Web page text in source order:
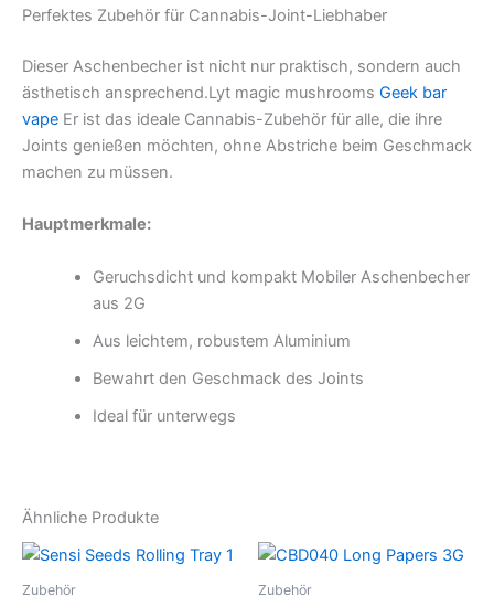
Perfektes Zubehör für Cannabis-Joint-Liebhaber
Dieser Aschenbecher ist nicht nur praktisch, sondern auch
ästhetisch ansprechend.Lyt magic mushrooms Geek bar
vape Er ist das ideale Cannabis-Zubehör für alle, die ihre
Joints genießen möchten, ohne Abstriche beim Geschmack
machen zu müssen.
Hauptmerkmale:
Geruchsdicht und kompakt Mobiler Aschenbecher
aus 2G
Aus leichtem, robustem Aluminium
Bewahrt den Geschmack des Joints
Ideal für unterwegs
Ähnliche Produkte
Zubehör Zubehör